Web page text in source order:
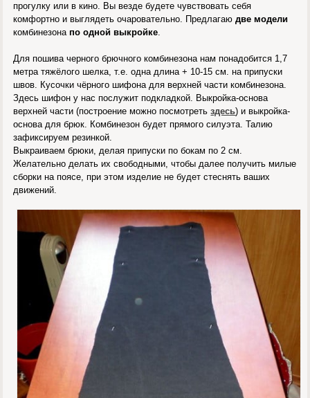
прогулку или в кино. Вы везде будете чувствовать себя
комфортно и выглядеть очаровательно. Предлагаюдве модели
комбинезонапо одной выкройке.
Для пошива черного брючного комбинезона нам понадобится 1,7
метра тяжёлого шелка, т.е. одна длина + 10-15 см. на припуски
швов. Кусочки чёрного шифона для верхней части комбинезона.
Здесь шифон у нас послужит подкладкой. Выкройка-основа
верхней части (построение можно посмотретьздесь) и выкройка-
основа для брюк. Комбинезон будет прямого силуэта. Талию
зафиксируем резинкой.
Выкраиваем брюки, делая припуски по бокам по 2 см.
Желательно делать их свободными, чтобы далее получить милые
сборки на поясе, при этом изделие не будет стеснять ваших
движений.